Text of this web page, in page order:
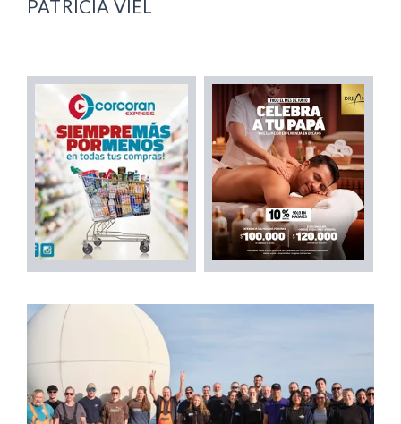
PATRICIA VIEL